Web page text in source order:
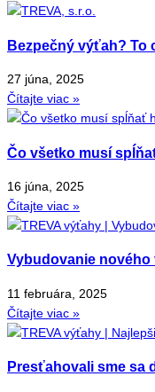
Bezpečný výťah? To
27 júna, 2025
Čítajte viac »
Čo všetko musí
16 júna, 2025
Čítajte viac »
Vybudovanie
11 februára, 2025
Čítajte viac »
Presťahovali sme sa